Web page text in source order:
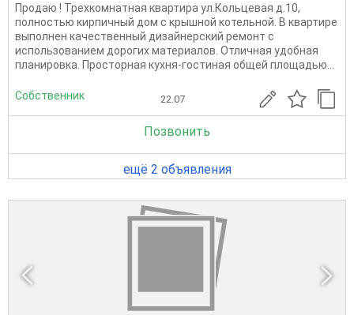
Продаю ! Трехкомнатная квартира ул.Кольцевая д.10,
полностью кирпичный дом с крышной котельной. В квартире
выполнен качественный дизайнерский ремонт с
использованием дорогих материалов. Отличная удобная
планировка. Просторная кухня-гостиная общей площадью...
Собственник 22.07
Позвонить
ещё 2 объявления